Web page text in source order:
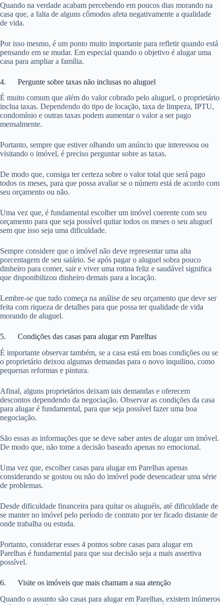
Quando na verdade acabam percebendo em poucos dias morando na
casa que, a falta de alguns cômodos afeta negativamente a qualidade
de vida.
Por isso mesmo, é um ponto muito importante para refletir quando está
pensando em se mudar. Em especial quando o objetivo é alugar uma
casa para ampliar a família.
4. Pergunte sobre taxas não inclusas no aluguel
É muito comum que além do valor cobrado pelo aluguel, o proprietário
inclua taxas. Dependendo do tipo de locação, taxa de limpeza, IPTU,
condomínio e outras taxas podem aumentar o valor a ser pago
mensalmente.
Portanto, sempre que estiver olhando um anúncio que interessou ou
visitando o imóvel, é preciso perguntar sobre as taxas.
De modo que, consiga ter certeza sobre o valor total que será pago
todos os meses, para que possa avaliar se o número está de acordo com
seu orçamento ou não.
Uma vez que, é fundamental escolher um imóvel coerente com seu
orçamento para que seja possível quitar todos os meses o seu aluguel
sem que isso seja uma dificuldade.
Sempre considere que o imóvel não deve representar uma alta
porcentagem de seu salário. Se após pagar o aluguel sobra pouco
dinheiro para comer, sair e viver uma rotina feliz e saudável significa
que disponibilizou dinheiro demais para a locação.
Lembre-se que tudo começa na análise de seu orçamento que deve ser
feita com riqueza de detalhes para que possa ter qualidade de vida
morando de aluguel.
5. Condições das casas para alugar em Parelhas
É importante observar também, se a casa está em boas condições ou se
o proprietário deixou algumas demandas para o novo inquilino, como
pequenas reformas e pintura.
Afinal, alguns proprietários deixam tais demandas e oferecem
descontos dependendo da negociação. Observar as condições da casa
para alugar é fundamental, para que seja possível fazer uma boa
negociação.
São essas as informações que se deve saber antes de alugar um imóvel.
De modo que, não tome a decisão baseado apenas no emocional.
Uma vez que, escolher casas para alugar em Parelhas apenas
considerando se gostou ou não do imóvel pode desencadear uma série
de problemas.
Desde dificuldade financeira para quitar os aluguéis, até dificuldade de
se manter no imóvel pelo período de contrato por ter ficado distante de
onde trabalha ou estuda.
Portanto, considerar esses 4 pontos sobre casas para alugar em
Parelhas é fundamental para que sua decisão seja a mais assertiva
possível.
6. Visite os imóveis que mais chamam a sua atenção
Quando o assunto são casas para alugar em Parelhas, existem inúmeros